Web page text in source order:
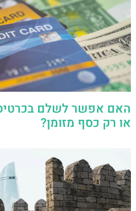
האם אפשר לשלם
או רק כסף מזומן?